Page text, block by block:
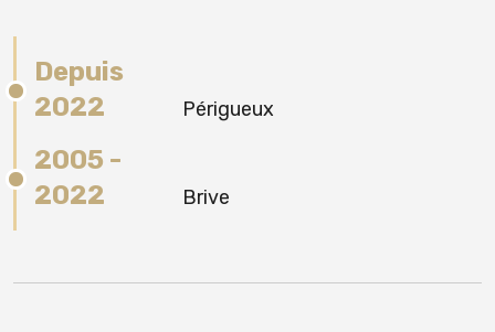
Depuis
2022
Périgueux
2005 -
2022
Brive